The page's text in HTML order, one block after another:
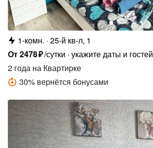
1-комн. 25-й кв-л, 1
От2478₽/сутки укажите даты и гостей
2 года на Квартирке
30% вернётся бонусами